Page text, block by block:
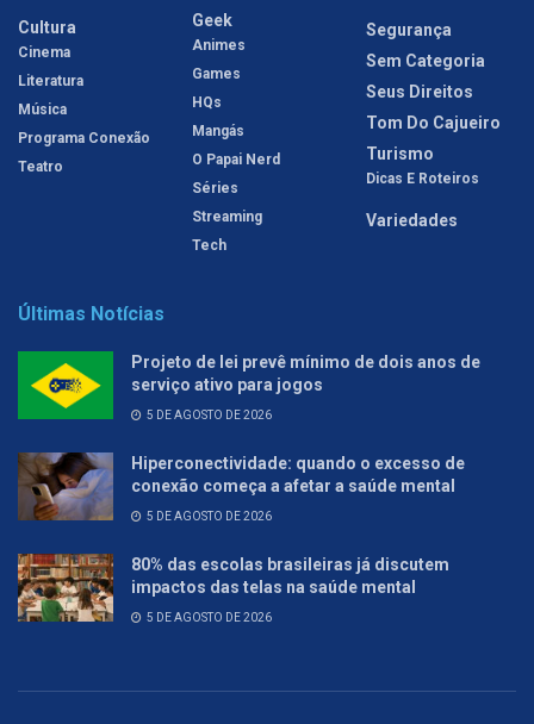
Cultura
Cinema
Literatura
Música
Programa Conexão
Teatro
Geek
Animes
Games
HQs
Mangás
O Papai Nerd
Séries
Streaming
Tech
Segurança
Sem Categoria
Seus Direitos
Tom Do Cajueiro
Turismo
Dicas E Roteiros
Variedades
Últimas Notícias
Projeto de lei prevê mínimo de dois anos de
serviço ativo para jogos
5 DE AGOSTO DE 2026
Hiperconectividade: quando o excesso de
conexão começa a afetar a saúde mental
5 DE AGOSTO DE 2026
80% das escolas brasileiras já discutem
impactos das telas na saúde mental
5 DE AGOSTO DE 2026